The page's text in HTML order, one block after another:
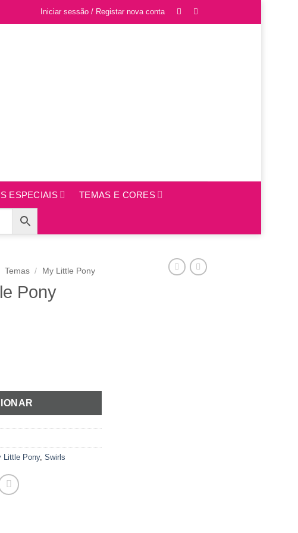
Iniciar sessão / Registar nova conta
ESPECIAIS TEMAS E CORES
Temas / My Little Pony
Pony
Little Pony
Little Pony, Swirls